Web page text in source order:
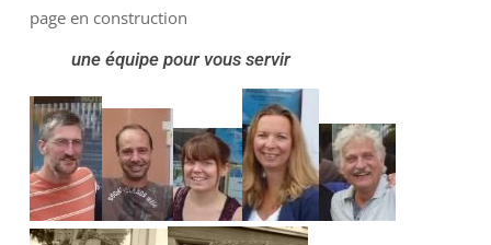
page en construction
une équipe pour vous servir